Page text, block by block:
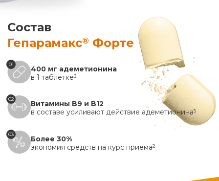
Состав
Гепарамакс® Форте
01
400 мг адеметионина
в 1 таблетке3
02
Витамины B9 и B12
в составе усиливают действие адеметионина5
03
Более 30%
экономия средств на курс приема2